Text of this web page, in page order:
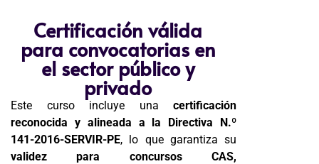
Certificación válida
para convocatorias en
el sector público y
privado
Este curso incluye unacertificación
reconocida y alineada a la Directiva N.º
141-2016-SERVIR-PE, lo que garantiza su
validez para concursos CAS,